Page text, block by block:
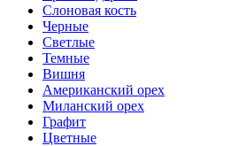
Слоновая кость
Черные
Светлые
Темные
Вишня
Американский орех
Миланский орех
Графит
Цветные